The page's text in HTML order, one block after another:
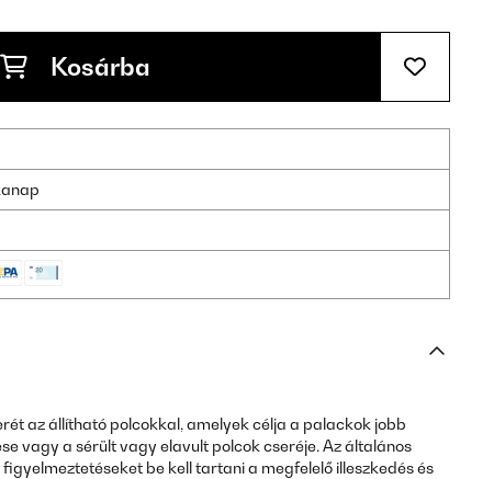
Kosárba
az állítható polcokkal, amelyek célja a palackok jobb
vagy a sérült vagy elavult polcok cseréje. Az általános
be kell tartani a megfelelő illeszkedés és